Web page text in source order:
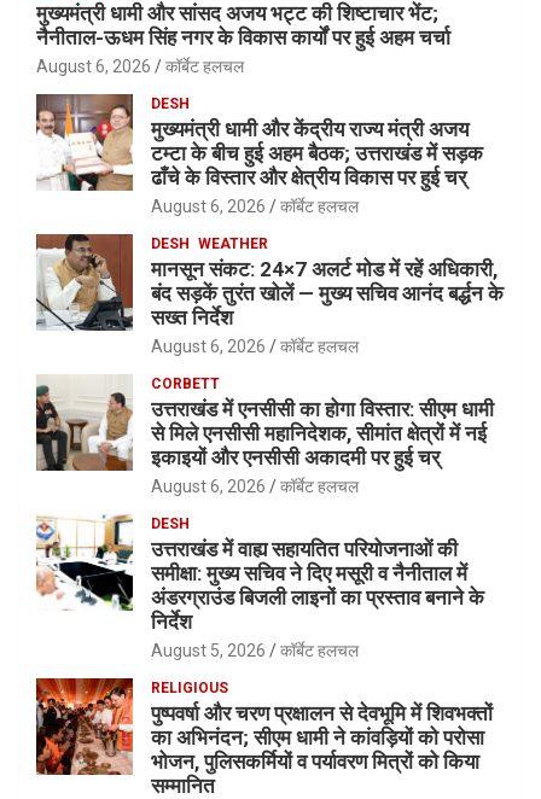
मुख्यमंत्री धामी और सांसद अजय भट्ट की शिष्टाचार भेंट;
नैनीताल-ऊधम सिंह नगर के विकास कार्यों पर हुई अहम चर्चा
August 6, 2026 कॉर्बेट हलचल
DESH
मुख्यमंत्री धामी और केंद्रीय राज्य मंत्री अजय
टम्टा के बीच हुई अहम बैठक; उत्तराखंड में सड़क
ढाँचे के विस्तार और क्षेत्रीय विकास पर हुई चर्
August 6, 2026 कॉर्बेट हलचल
DESH WEATHER
मानसून संकट: 24×7 अलर्ट मोड में रहें अधिकारी,
बंद सड़कें तुरंत खोलें — मुख्य सचिव आनंद बर्द्धन के
सख्त निर्देश
August 6, 2026 कॉर्बेट हलचल
CORBETT
उत्तराखंड में एनसीसी का होगा विस्तार: सीएम धामी
से मिले एनसीसी महानिदेशक, सीमांत क्षेत्रों में नई
इकाइयों और एनसीसी अकादमी पर हुई चर्
August 6, 2026 कॉर्बेट हलचल
DESH
उत्तराखंड में वाह्य सहायतित परियोजनाओं की
समीक्षा: मुख्य सचिव ने दिए मसूरी व नैनीताल में
अंडरग्राउंड बिजली लाइनों का प्रस्ताव बनाने के
निर्देश
August 5, 2026 कॉर्बेट हलचल
RELIGIOUS
पुष्पवर्षा और चरण प्रक्षालन से देवभूमि में शिवभक्तों
का अभिनंदन; सीएम धामी ने कांवड़ियों को परोसा
भोजन, पुलिसकर्मियों व पर्यावरण मित्रों को किया
सम्मानित